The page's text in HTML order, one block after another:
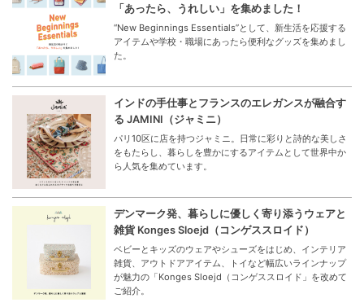
「あったら、うれしい」を集めました！
“New Beginnings Essentials”として、新生活を応援する
アイテムや学校・職場にあったら便利なグッズを集めまし
た。
インドの手仕事とフランスのエレガンスが融合す
る JAMINI（ジャミニ）
パリ10区に店を持つジャミニ。日常に彩りと詩的な美しさ
をもたらし、暮らしを豊かにするアイテムとして世界中か
ら人気を集めています。
デンマーク発、暮らしに優しく寄り添うウェアと
雑貨 Konges Sloejd（コンゲススロイド）
ベビーとキッズのウェアやシューズをはじめ、インテリア
雑貨、アウトドアアイテム、トイなど幅広いラインナップ
が魅力の「Konges Sloejd（コンゲススロイド」を改めて
ご紹介。